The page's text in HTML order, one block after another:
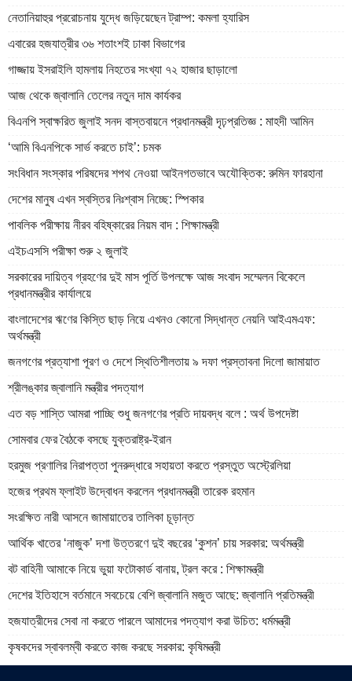
নেতানিয়াহুর প্ররোচনায় যুদ্ধে জড়িয়েছেন ট্রাম্প: কমলা হ্যারিস
এবারের হজযাত্রীর ৩৬ শতাংশই ঢাকা বিভাগের
গাজ্জায় ইসরাইলি হামলায় নিহতের সংখ্যা ৭২ হাজার ছাড়ালো
আজ থেকে জ্বালানি তেলের নতুন দাম কার্যকর
বিএনপি স্বাক্ষরিত জুলাই সনদ বাস্তবায়নে প্রধানমন্ত্রী দৃঢ়প্রতিজ্ঞ : মাহদী আমিন
‘আমি বিএনপিকে সার্ভ করতে চাই’: চমক
সংবিধান সংস্কার পরিষদের শপথ নেওয়া আইনগতভাবে অযৌক্তিক: রুমিন ফারহানা
দেশের মানুষ এখন স্বস্তির নিঃশ্বাস নিচ্ছে: স্পিকার
পাবলিক পরীক্ষায় নীরব বহিষ্কারের নিয়ম বাদ : শিক্ষামন্ত্রী
এইচএসসি পরীক্ষা শুরু ২ জুলাই
সরকারের দায়িত্ব গ্রহণের দুই মাস পূর্তি উপলক্ষে আজ সংবাদ সম্মেলন বিকেলে
প্রধানমন্ত্রীর কার্যালয়ে
বাংলাদেশের ঋণের কিস্তি ছাড় নিয়ে এখনও কোনো সিদ্ধান্ত নেয়নি আইএমএফ:
অর্থমন্ত্রী
জনগণের প্রত্যাশা পূরণ ও দেশে স্থিতিশীলতায় ৯ দফা প্রস্তাবনা দিলো জামায়াত
শ্রীলঙ্কার জ্বালানি মন্ত্রীর পদত্যাগ
এত বড় শাস্তি আমরা পাচ্ছি শুধু জনগণের প্রতি দায়বদ্ধ বলে : অর্থ উপদেষ্টা
সোমবার ফের বৈঠকে বসছে যুক্তরাষ্ট্র-ইরান
হরমুজ প্রণালির নিরাপত্তা পুনরুদ্ধারে সহায়তা করতে প্রস্তুত অস্ট্রেলিয়া
হজের প্রথম ফ্লাইট উদ্বোধন করলেন প্রধানমন্ত্রী তারেক রহমান
সংরক্ষিত নারী আসনে জামায়াতের তালিকা চূড়ান্ত
আর্থিক খাতের ‘নাজুক’ দশা উত্তরণে দুই বছরের ‘কুশন’ চায় সরকার: অর্থমন্ত্রী
বট বাহিনী আমাকে নিয়ে ভুয়া ফটোকার্ড বানায়, ট্রল করে : শিক্ষামন্ত্রী
দেশের ইতিহাসে বর্তমানে সবচেয়ে বেশি জ্বালানি মজুত আছে: জ্বালানি প্রতিমন্ত্রী
হজযাত্রীদের সেবা না করতে পারলে আমাদের পদত্যাগ করা উচিত: ধর্মমন্ত্রী
কৃষকদের স্বাবলম্বী করতে কাজ করছে সরকার: কৃষিমন্ত্রী